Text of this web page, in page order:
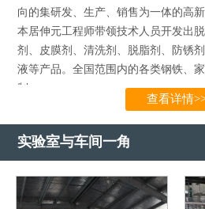
向的集研发、生产、销售为一体的高
本居伸元工程师带领技术人员开发出
剂、皮膜剂、清洗剂、脱脂剂、防锈
液等产品。全国范围内的各类钢铁、
制…...
查看详情
实验室与车间一角